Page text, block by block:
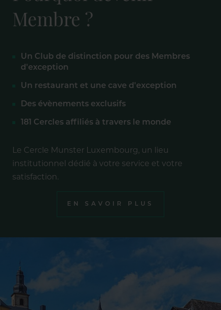
Membre ?
Un Club de distinction pour des Membres
d'exception
Un restaurant et une cave d'exception
Des évènements exclusifs
181 Cercles affiliés à travers le monde
Le Cercle Munster Luxembourg, un lieu
institutionnel dédié à votre service et votre
satisfaction.
EN SAVOIR PLUS